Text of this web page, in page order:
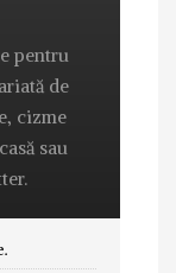
pentru
de
cizme
sau